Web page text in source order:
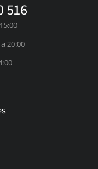
516
20:00